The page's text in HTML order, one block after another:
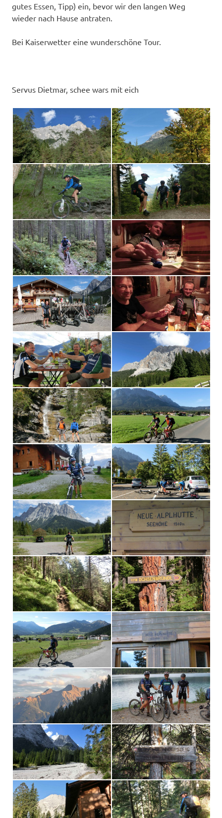
gutes Essen, Tipp) ein, bevor wir den langen Weg
wieder nach Hause antraten.
Bei Kaiserwetter eine wunderschöne Tour.
Servus Dietmar, schee wars mit eich